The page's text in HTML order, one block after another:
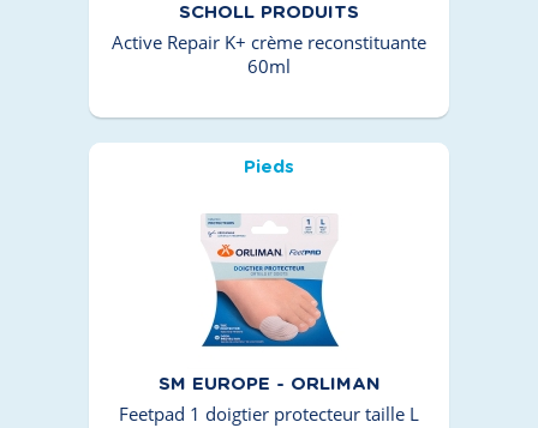
SCHOLL PRODUITS
Active Repair K+ crème reconstituante
60ml
Pieds
SM EUROPE - ORLIMAN
Feetpad 1 doigtier protecteur taille L